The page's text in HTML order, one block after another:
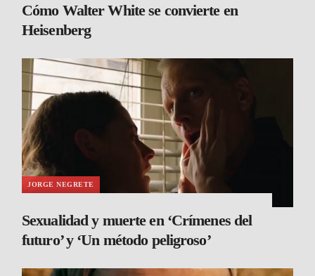
Cómo Walter White se convierte en
Heisenberg
JORGE NEGRETE
Sexualidad y muerte en ‘Crímenes del
futuro’ y ‘Un método peligroso’